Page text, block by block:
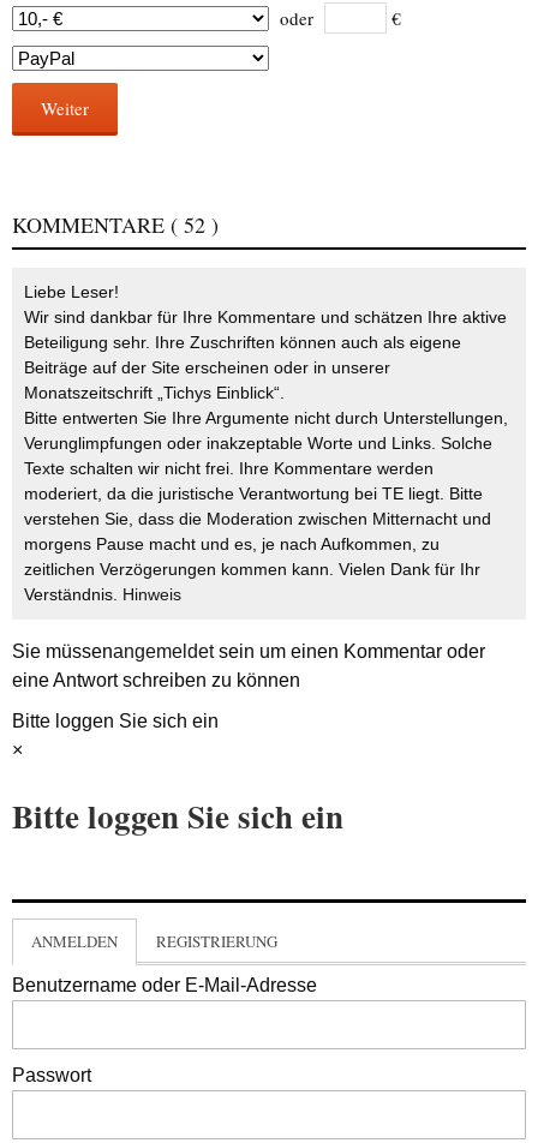
oder €
Weiter
KOMMENTARE ( 52 )
Liebe Leser!
Wir sind dankbar für Ihre Kommentare und schätzen Ihre aktive
Beteiligung sehr. Ihre Zuschriften können auch als eigene
Beiträge auf der Site erscheinen oder in unserer
Monatszeitschrift „Tichys Einblick“.
Bitte entwerten Sie Ihre Argumente nicht durch Unterstellungen,
Verunglimpfungen oder inakzeptable Worte und Links. Solche
Texte schalten wir nicht frei. Ihre Kommentare werden
moderiert, da die juristische Verantwortung bei TE liegt. Bitte
verstehen Sie, dass die Moderation zwischen Mitternacht und
morgens Pause macht und es, je nach Aufkommen, zu
zeitlichen Verzögerungen kommen kann. Vielen Dank für Ihr
Verständnis. Hinweis
Sie müssenangemeldetsein um einen Kommentar oder
eine Antwort schreiben zu können
Bitte loggen Sie sich ein
×
Bitte loggen Sie sich ein
ANMELDEN REGISTRIERUNG
Benutzername oder E-Mail-Adresse
Passwort